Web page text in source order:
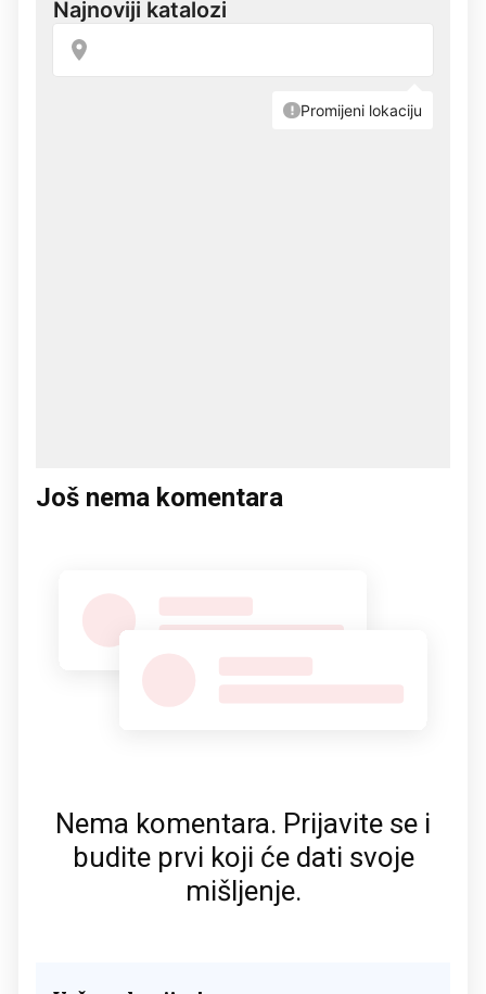
Još nema komentara
Nema komentara. Prijavite se i
budite prvi koji će dati svoje
mišljenje.